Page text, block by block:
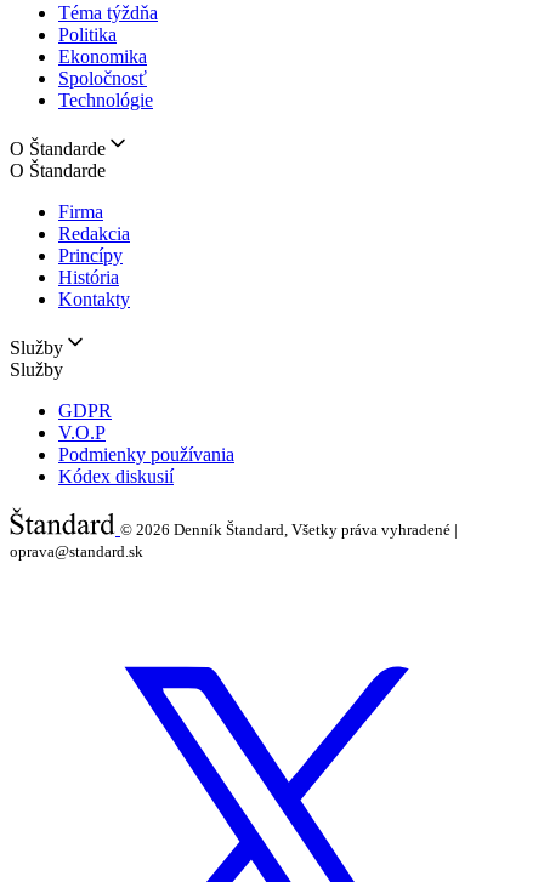
Téma týždňa
Politika
Ekonomika
Spoločnosť
Technológie
O Štandarde
O Štandarde
Firma
Redakcia
Princípy
História
Kontakty
Služby
Služby
GDPR
V.O.P
Podmienky používania
Kódex diskusií
© 2026 Denník Štandard, Všetky práva vyhradené |
oprava@standard.sk